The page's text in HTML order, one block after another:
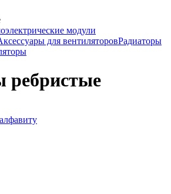
модули
для вентиляторовРадиаторы
ребристые